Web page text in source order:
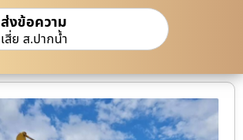
ส่งข้อความ
เสี่ย ส.ปากน้ำ